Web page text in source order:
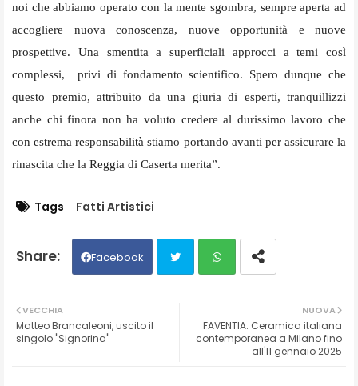
noi che abbiamo operato con la mente sgombra, sempre aperta ad
accogliere nuova conoscenza, nuove opportunità e nuove
prospettive. Una smentita a superficiali approcci a temi così
complessi, privi di fondamento scientifico. Spero dunque che
questo premio, attribuito da una giuria di esperti, tranquillizzi
anche chi finora non ha voluto credere al durissimo lavoro che
con estrema responsabilità stiamo portando avanti per assicurare la
rinascita che la Reggia di Caserta merita”.
Tags Fatti Artistici
Facebook
ats
NUOVA
FAVENTIA. Ceramica italiana
contemporanea a Milano fino
all'11 gennaio 2025
VECCHIA
Matteo Brancaleoni, uscito il
singolo "Signorina"